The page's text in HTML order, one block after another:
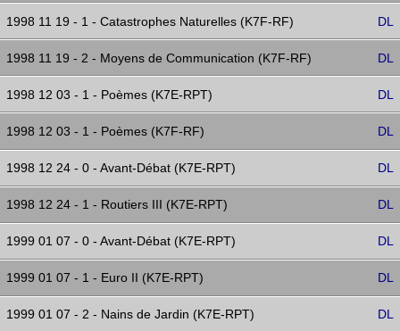
1998 11 19 - 1 - Catastrophes Naturelles (K7F-RF) DL
1998 11 19 - 2 - Moyens de Communication (K7F-RF) DL
1998 12 03 - 1 - Poèmes (K7E-RPT) DL
1998 12 03 - 1 - Poèmes (K7F-RF) DL
1998 12 24 - 0 - Avant-Débat (K7E-RPT) DL
1998 12 24 - 1 - Routiers III (K7E-RPT) DL
1999 01 07 - 0 - Avant-Débat (K7E-RPT) DL
1999 01 07 - 1 - Euro II (K7E-RPT) DL
1999 01 07 - 2 - Nains de Jardin (K7E-RPT) DL